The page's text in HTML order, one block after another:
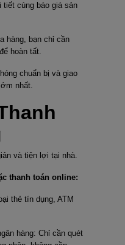
tiết cùng báo giá sản
hàng, bạn chỉ cần
hoàn tất.
chuẩn bị và giao
nhất.
và tiện lợi tại nhà.
thanh toán online:
thẻ tín dụng, ATM
hàng: Chỉ cần quét